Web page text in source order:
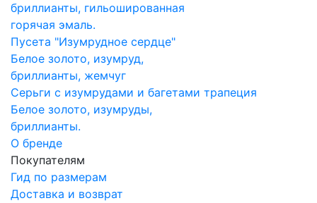
бриллианты, гильошированная
горячая эмаль.
Пусета "Изумрудное сердце"
Белое золото, изумруд,
бриллианты, жемчуг
Серьги с изумрудами и багетами трапеция
Белое золото, изумруды,
бриллианты.
О бренде
Покупателям
Гид по размерам
Доставка и возврат